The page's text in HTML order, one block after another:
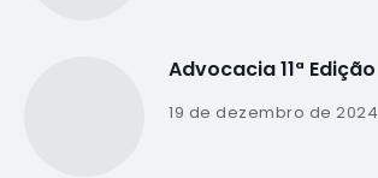
Advocacia 11ª Edição
19 de dezembro de 2024